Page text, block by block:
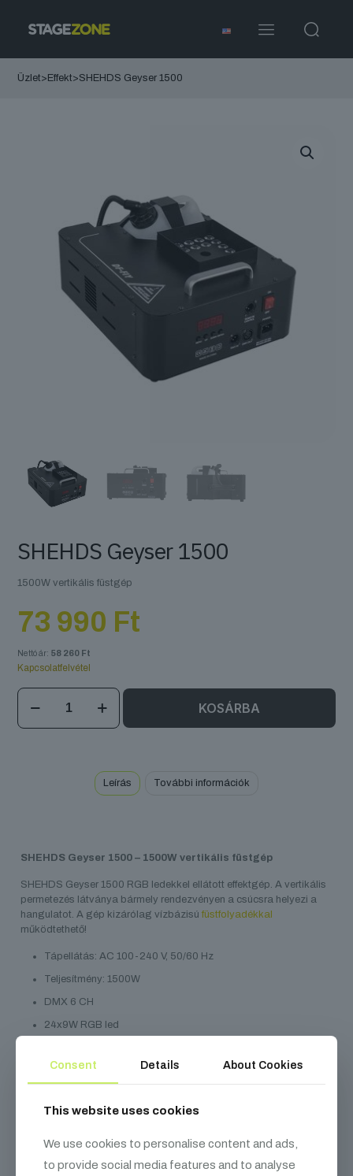
Üzlet> Effekt>SHEHDS Geyser 1500
SHEHDS Geyser 1500
1500W vertikális füstgép
73 990 Ft
Nettó ár: 58 260 Ft
Kapcsolatfelvétel
SHEHDS
Geyser
1500
KOSÁRBA
Leírás További információk
SHEHDS Geyser 1500 – 1500W vertikális füstgép
SHEHDS Geyser 1500 RGB ledekkel ellátott effektgép. A vertikális
permetezés látványa bármely rendezvényen a csúcsra helyezi a
hangulatot. A gép kizárólag vízbázisúfüstfolyadékkal
működtethető!
Tápellátás: AC 100-240 V, 50/60 Hz
Teljesítmény: 1500W
DMX 6 CH
24x9W RGB led
Felmelegedési idő 3 perc
IP20
DMX 3 pin
Aktív hűtés
Consent Details About Cookies
This website uses cookies
We use cookies to personalise content and ads,
to provide social media features and to analyse